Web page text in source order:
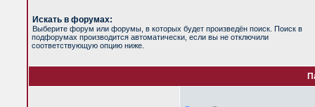
Искать в форумах:
Выберите форум или форумы, в которых будет произведён поиск. Поиск в
подфорумах производится автоматически, если вы не отключили
соответствующую опцию ниже.